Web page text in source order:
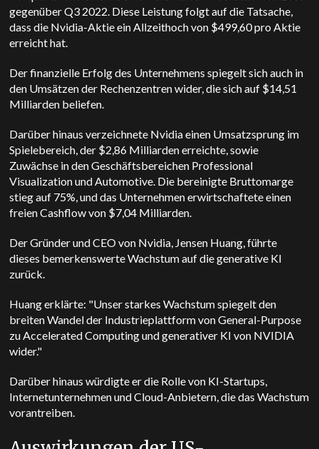
gegenüber Q3 2022. Diese Leistung folgt auf die Tatsache,
dass die Nvidia-Aktie ein Allzeithoch von $499,60 pro Aktie
erreicht hat.
Der finanzielle Erfolg des Unternehmens spiegelt sich auch in
den Umsätzen der Rechenzentren wider, die sich auf $14,51
Milliarden beliefen.
Darüber hinaus verzeichnete Nvidia einen Umsatzsprung im
Spielebereich, der $2,86 Milliarden erreichte, sowie
Zuwächse in den Geschäftsbereichen Professional
Visualization und Automotive. Die bereinigte Bruttomarge
stieg auf 75%, und das Unternehmen erwirtschaftete einen
freien Cashflow von $7,04 Milliarden.
Der Gründer und CEO von Nvidia, Jensen Huang, führte
dieses bemerkenswerte Wachstum auf die generative KI
zurück.
Huang erklärte: "Unser starkes Wachstum spiegelt den
breiten Wandel der Industrieplattform von General-Purpose
zu Accelerated Computing und generativer KI von NVIDIA
wider."
Darüber hinaus würdigte er die Rolle von KI-Startups,
Internetunternehmen und Cloud-Anbietern, die das Wachstum
vorantreiben.